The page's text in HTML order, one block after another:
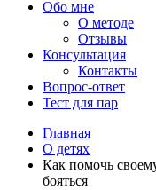
Обо мне
О методе
Отзывы
Консультация
Контакты
Вопрос-ответ
Тест для пар
Главная
О детях
Как помочь
бояться